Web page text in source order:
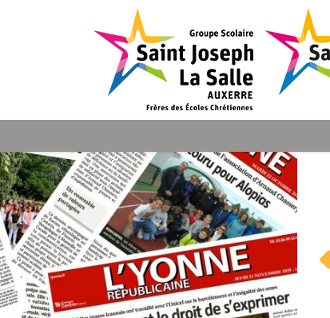
Panneau de gestion des cookies